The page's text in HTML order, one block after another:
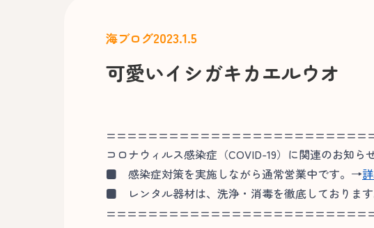
海ブログ2023.1.5
可愛いイシガキカエルウオ
コロナウィルス感染症（COVID-19）に関連のお知ら
■ 感染症対策を実施しながら通常営業中です。→
■ レンタル器材は、洗浄・消毒を徹底しておりま